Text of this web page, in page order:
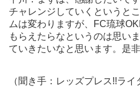
チャレンジしていくというと
ムは変わりますが、FC琉球
もらえたらなというのは思い
ていきたいなと思います。是
（聞き手：レッズプレス!!ライ